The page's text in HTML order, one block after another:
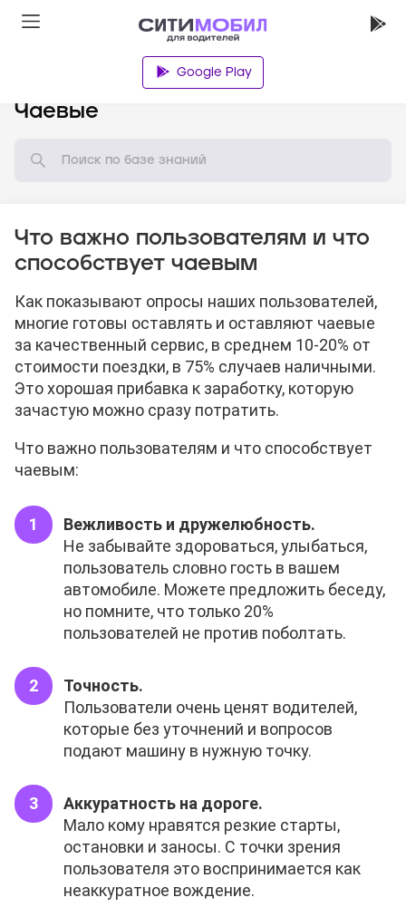
Google Play
Чаевые
Что важно пользователям и что
способствует чаевым
Как показывают опросы наших пользователей,
многие готовы оставлять и оставляют чаевые
за качественный сервис, в среднем 10-20% от
стоимости поездки, в 75% случаев наличными.
Это хорошая прибавка к заработку, которую
зачастую можно сразу потратить.
Что важно пользователям и что способствует
чаевым:
Вежливость и дружелюбность.
Не забывайте здороваться, улыбаться,
пользователь словно гость в вашем
автомобиле. Можете предложить беседу,
но помните, что только 20%
пользователей не против поболтать.
Точность.
Пользователи очень ценят водителей,
которые без уточнений и вопросов
подают машину в нужную точку.
Аккуратность на дороге.
Мало кому нравятся резкие старты,
остановки и заносы. С точки зрения
пользователя это воспринимается как
неаккуратное вождение.